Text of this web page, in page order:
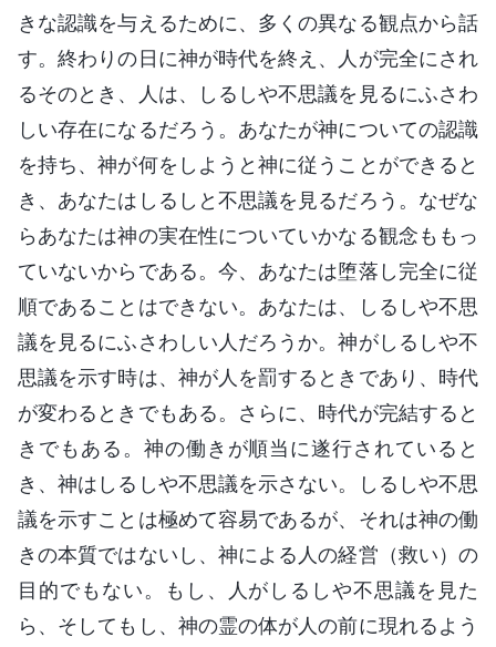
きな認識を与えるために、多くの異なる観点から話
す。終わりの日に神が時代を終え、人が完全にされ
るそのとき、人は、しるしや不思議を見るにふさわ
しい存在になるだろう。あなたが神についての認識
を持ち、神が何をしようと神に従うことができると
き、あなたはしるしと不思議を見るだろう。なぜな
らあなたは神の実在性についていかなる観念ももっ
ていないからである。今、あなたは堕落し完全に従
順であることはできない。あなたは、しるしや不思
議を見るにふさわしい人だろうか。神がしるしや不
思議を示す時は、神が人を罰するときであり、時代
が変わるときでもある。さらに、時代が完結すると
きでもある。神の働きが順当に遂行されていると
き、神はしるしや不思議を示さない。しるしや不思
議を示すことは極めて容易であるが、それは神の働
きの本質ではないし、神による人の経営（救い）の
目的でもない。もし、人がしるしや不思議を見た
ら、そしてもし、神の霊の体が人の前に現れるよう